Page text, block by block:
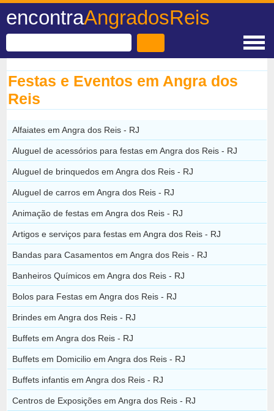
encontraAngradosReis
Festas e Eventos em Angra dos
Reis
Alfaiates em Angra dos Reis - RJ
Aluguel de acessórios para festas em Angra dos Reis - RJ
Aluguel de brinquedos em Angra dos Reis - RJ
Aluguel de carros em Angra dos Reis - RJ
Animação de festas em Angra dos Reis - RJ
Artigos e serviços para festas em Angra dos Reis - RJ
Bandas para Casamentos em Angra dos Reis - RJ
Banheiros Químicos em Angra dos Reis - RJ
Bolos para Festas em Angra dos Reis - RJ
Brindes em Angra dos Reis - RJ
Buffets em Angra dos Reis - RJ
Buffets em Domicilio em Angra dos Reis - RJ
Buffets infantis em Angra dos Reis - RJ
Centros de Exposições em Angra dos Reis - RJ